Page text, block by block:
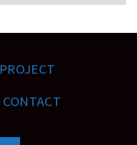
PROJECT
CONTACT